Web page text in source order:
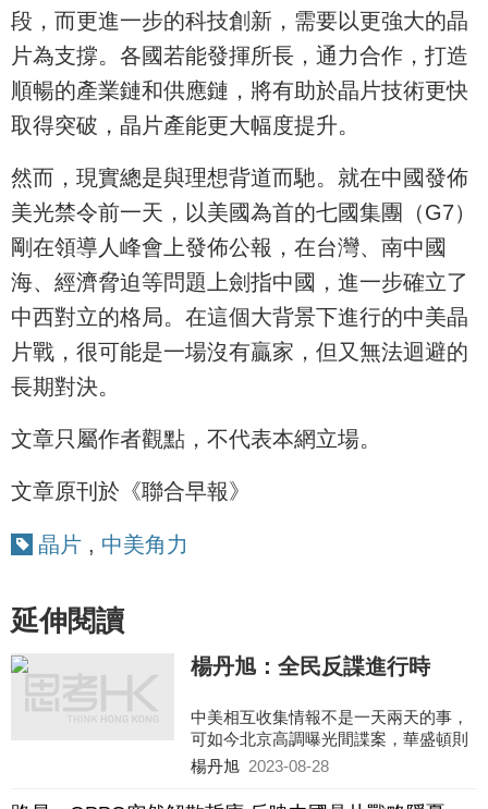
段，而更進一步的科技創新，需要以更強大的晶
片為支撐。各國若能發揮所長，通力合作，打造
順暢的產業鏈和供應鏈，將有助於晶片技術更快
取得突破，晶片產能更大幅度提升。
然而，現實總是與理想背道而馳。就在中國發佈
美光禁令前一天，以美國為首的七國集團（G7）
剛在領導人峰會上發佈公報，在台灣、南中國
海、經濟脅迫等問題上劍指中國，進一步確立了
中西對立的格局。在這個大背景下進行的中美晶
片戰，很可能是一場沒有贏家，但又無法迴避的
長期對決。
文章只屬作者觀點，不代表本網立場。
文章原刊於《聯合早報》
晶片 , 中美角力
延伸閱讀
楊丹旭：全民反諜進行時
中美相互收集情報不是一天兩天的事，
可如今北京高調曝光間諜案，華盛頓則
不加掩飾正在加緊對中國開展情報活
經白熱化，甚至在這場間諜戰中打起了
楊丹旭 2023-08-28